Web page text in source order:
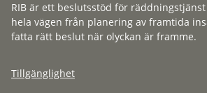
RIB är ett beslutsstöd för
hela vägen från planering av framtida
fatta rätt beslut när olyckan är framme.
Tillgänglighet